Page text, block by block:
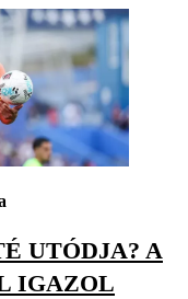
UTÓDJA? A
IGAZOL